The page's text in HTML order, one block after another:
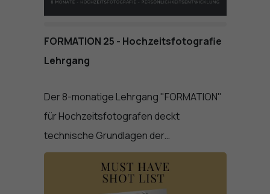
FORMATION 25 - Hochzeitsfotografie
Lehrgang
Der 8-monatige Lehrgang "FORMATION"
für Hochzeitsfotografen deckt
technische Grundlagen der…